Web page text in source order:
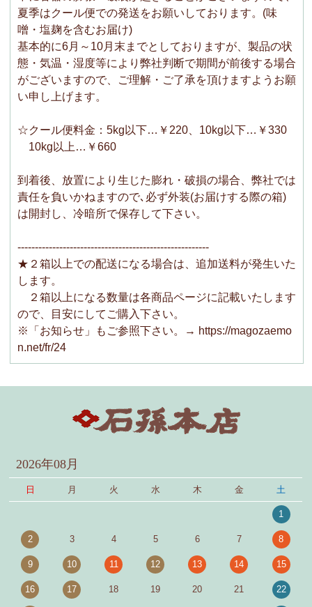
夏季はクール便での発送をお願いしております。(味
噌・塩麹を含むお届け)
基本的に6月～10月末までとしておりますが、製品の状
態・気温・湿度等により弊社判断で期間が前後する場合
がございますので、ご理解・ご了承を頂けますようお願
い申し上げます。
☆クール便料金：5kg以下…￥220、10kg以下…￥330
10kg以上…￥660
到着後、放置により生じた膨れ・破損の場合、弊社では
責任を負いかねますので､必ず外装(お届けする際の箱)
は開封し、冷暗所で保存して下さい。
-------------------------------------------------------
★２箱以上での配送になる場合は、追加送料が発生いた
します。
２箱以上になる数量は各商品ページに記載いたします
ので、目安にしてご購入下さい。
※「お知らせ」もご参照下さい。→ https://magozaemo
n.net/fr/24
2026年08月
日 月 火 水 木 金 土
1
2 3 4 5 6 7 8
9 10 11 12 13 14 15
16 17 18 19 20 21 22